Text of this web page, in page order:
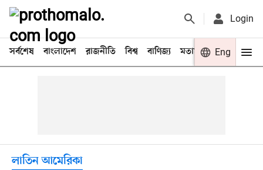
Login
সর্বশেষ বাংলাদেশ রাজনীতি বিশ্ব বাণিজ্য মতামত খেলা
Eng
লাতিন আমেরিকা